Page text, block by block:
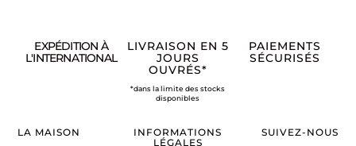
EXPÉDITION À
L'INTERNATIONAL
LIVRAISON EN 5
JOURS
OUVRÉS*
*dans la limite des stocks
disponibles
PAIEMENTS
SÉCURISÉS
LA MAISON
INFORMATIONS
LÉGALES
SUIVEZ-NOUS